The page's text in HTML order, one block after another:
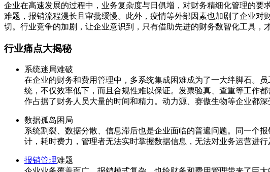
企业在高速发展的过程中，业务复杂度与日俱增，对财务精细化管理的
难题，报销流程漫长且审批缓慢。此外，疫情等外部因素也加剧了企业
切。行业竞争的加剧，让企业意识到，只有借助先进的财务数智化工具，
行业痛点大揭秘
系统迷局难破
在企业的财务和费用管理中，多系统集成困难成为了一大绊脚石。
统，不仅效率低下，而且合规性难以保证。发票验真、查重等工作
作占据了财务人员大量的时间和精力。动力源、赛傲生物等企业都深
数据孤岛困局
系统割裂、数据分散、信息滞后也是企业面临的普遍问题。同一个
计，耗时费力，管理者无法实时掌握数据信息，无法对业务运营进
报销管理难题